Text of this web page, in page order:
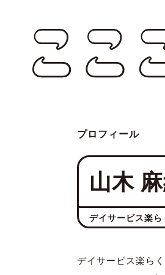
プロフィール
山木
デイサービス楽ら
デイサービス楽ら